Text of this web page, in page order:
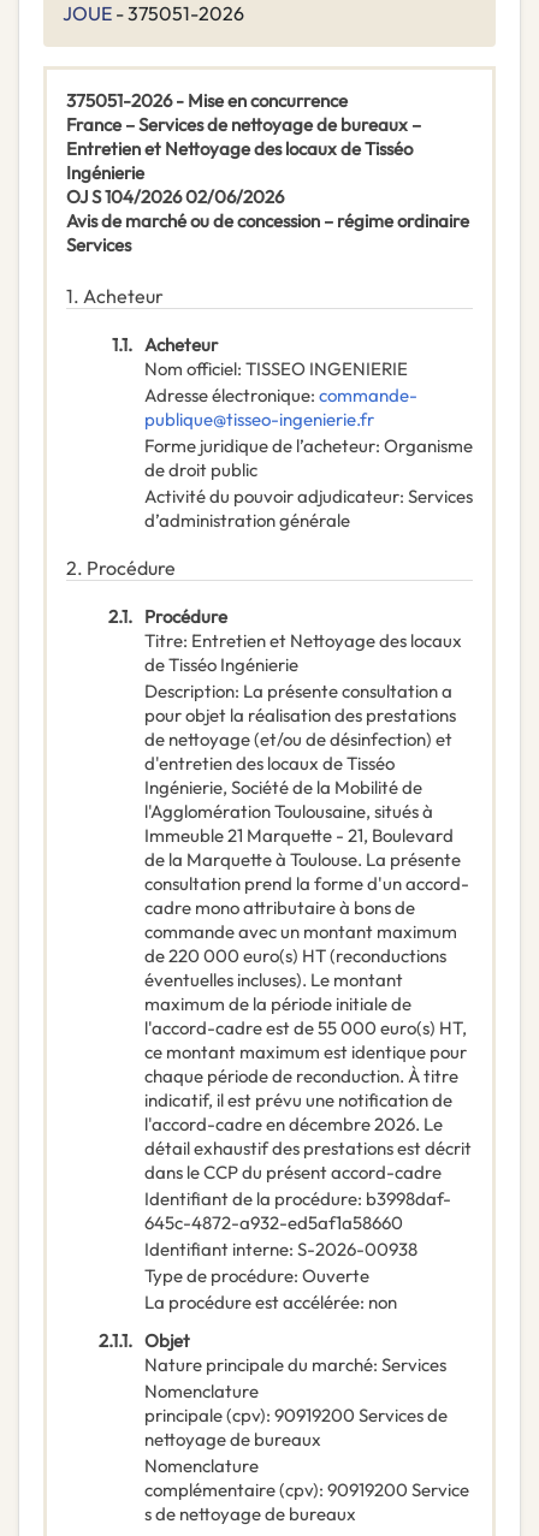
JOUE - 375051-2026
375051-2026 - Mise en concurrence
France – Services de nettoyage de bureaux –
Entretien et Nettoyage des locaux de Tisséo
Ingénierie
OJ S 104/2026 02/06/2026
Avis de marché ou de concession – régime ordinaire
Services
1. Acheteur
1.1. Acheteur
Nom officiel: TISSEO INGENIERIE
Adresse électronique: commande-
publique@tisseo-ingenierie.fr
Forme juridique de l’acheteur: Organisme
de droit public
Activité du pouvoir adjudicateur: Services
d’administration générale
2. Procédure
2.1. Procédure
Titre: Entretien et Nettoyage des locaux
de Tisséo Ingénierie
Description: La présente consultation a
pour objet la réalisation des prestations
de nettoyage (et/ou de désinfection) et
d'entretien des locaux de Tisséo
Ingénierie, Société de la Mobilité de
l'Agglomération Toulousaine, situés à
Immeuble 21 Marquette - 21, Boulevard
de la Marquette à Toulouse. La présente
consultation prend la forme d'un accord-
cadre mono attributaire à bons de
commande avec un montant maximum
de 220 000 euro(s) HT (reconductions
éventuelles incluses). Le montant
maximum de la période initiale de
l'accord-cadre est de 55 000 euro(s) HT,
ce montant maximum est identique pour
chaque période de reconduction. À titre
indicatif, il est prévu une notification de
l'accord-cadre en décembre 2026. Le
détail exhaustif des prestations est décrit
dans le CCP du présent accord-cadre
Identifiant de la procédure: b3998daf-
645c-4872-a932-ed5af1a58660
Identifiant interne: S-2026-00938
Type de procédure: Ouverte
La procédure est accélérée: non
2.1.1. Objet
Nature principale du marché: Services
Nomenclature
principale(cpv): 90919200 Services de
nettoyage de bureaux
Nomenclature
complémentaire(cpv): 90919200 Service
s de nettoyage de bureaux